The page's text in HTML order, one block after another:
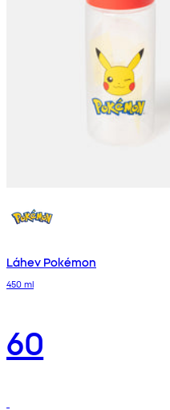
Láhev Pokémon
450 ml
60